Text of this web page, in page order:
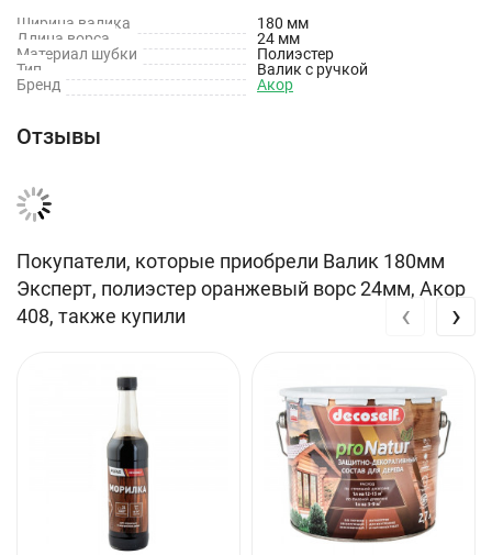
Ширина валика
180 мм
Длина ворса
24 мм
Материал шубки
Полиэстер
Тип
Валик с ручкой
Бренд
Акор
Отзывы
Покупатели, которые приобрели Валик 180мм
Эксперт, полиэстер оранжевый ворс 24мм, Акор
408, также купили
‹ ›